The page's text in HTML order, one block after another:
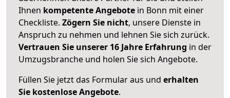
Ihnen kompetente Angebote in Bonn mit einer
Checkliste. Zögern Sie nicht, unsere Dienste in
Anspruch zu nehmen und lehnen Sie sich zurück.
Vertrauen Sie unserer 16 Jahre Erfahrung in der
Umzugsbranche und holen Sie sich Angebote.
Füllen Sie jetzt das Formular aus und erhalten
Sie kostenlose Angebote.